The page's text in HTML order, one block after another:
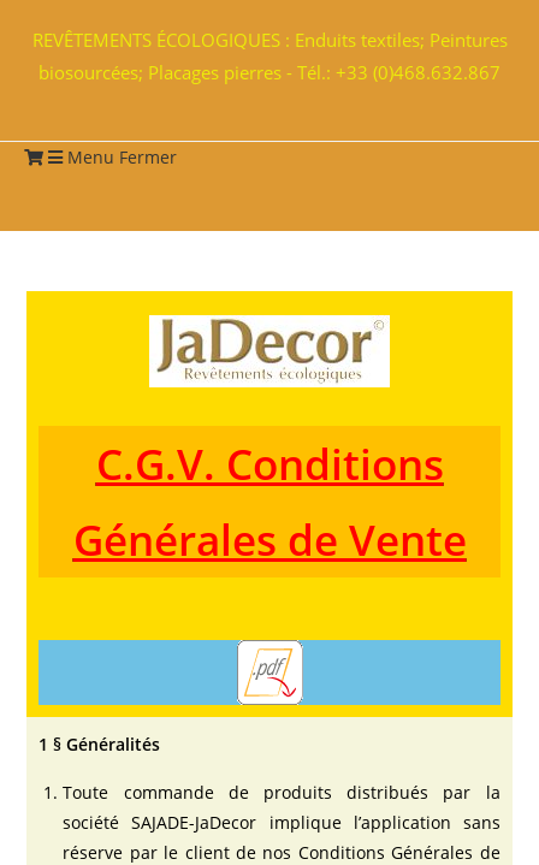
REVÊTEMENTS ÉCOLOGIQUES : Enduits textiles; Peintures
biosourcées; Placages pierres - Tél.: +33 (0)468.632.867
Menu Fermer
C.G.V. Conditions
Générales de Vente
1 § Généralités
Toute commande de produits distribués par la
société SAJADE-JaDecor implique l’application sans
réserve par le client de nos Conditions Générales de